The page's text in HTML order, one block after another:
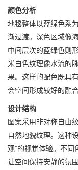
颜色分析
地毯整体以蓝绿色系
渐过渡。深色区域像
中间层次的蓝绿色则
米白色纹理像水流的
果。这样的配色既具
会空间形成较好的融合
设计结构
图案采用非对称自由
自然地貌纹理。这种
观”的视觉体验。不同
让空间保持安静的氛